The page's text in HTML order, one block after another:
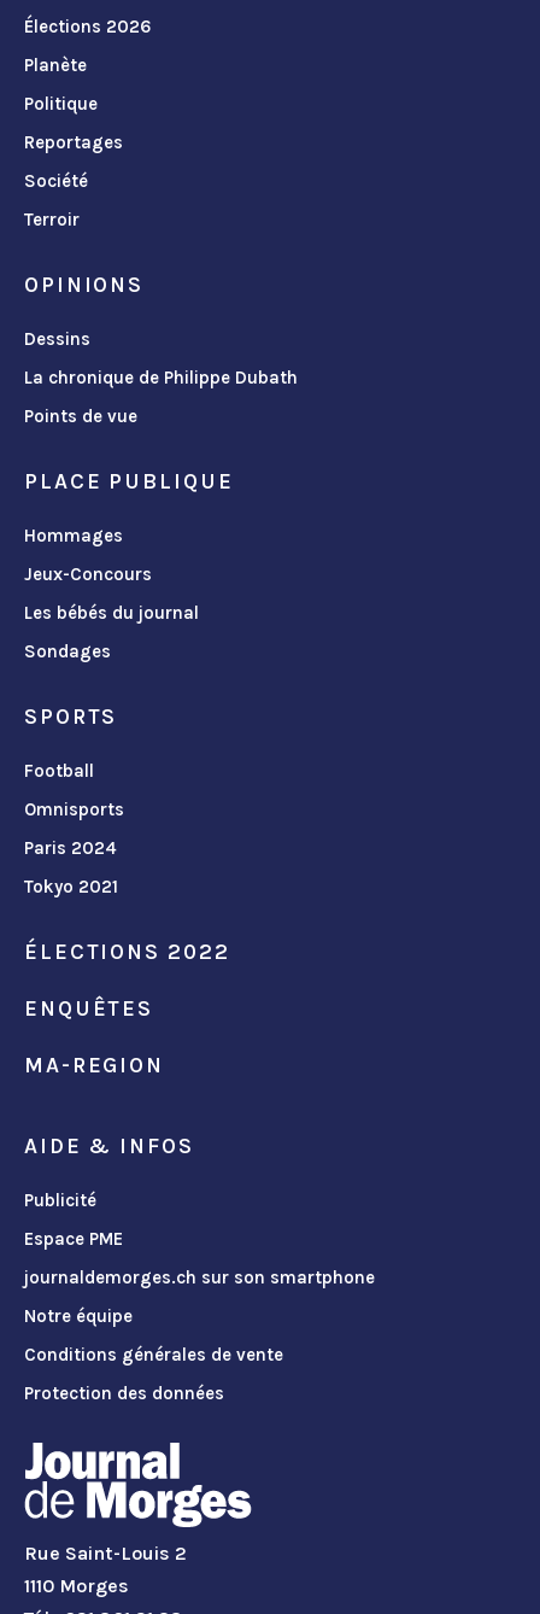
Élections 2026
Planète
Politique
Reportages
Société
Terroir
OPINIONS
Dessins
La chronique de Philippe Dubath
Points de vue
PLACE PUBLIQUE
Hommages
Jeux-Concours
Les bébés du journal
Sondages
SPORTS
Football
Omnisports
Paris 2024
Tokyo 2021
ÉLECTIONS 2022
ENQUÊTES
MA-REGION
AIDE & INFOS
Publicité
Espace PME
journaldemorges.ch sur son smartphone
Notre équipe
Conditions générales de vente
Protection des données
Rue Saint-Louis 2
1110 Morges